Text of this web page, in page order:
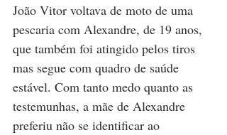
João Vitor voltava de moto de uma
pescaria com Alexandre, de 19 anos,
que também foi atingido pelos tiros
mas segue com quadro de saúde
estável. Com tanto medo quanto as
testemunhas, a mãe de Alexandre
preferiu não se identificar ao